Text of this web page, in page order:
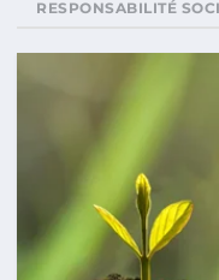
RESPONSABILITÉ